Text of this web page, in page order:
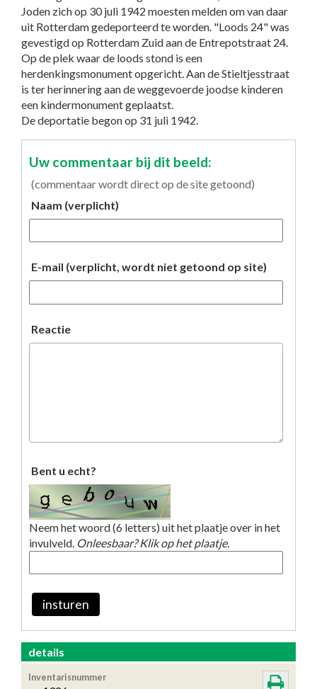
Joden zich op 30 juli 1942 moesten melden om van daar
uit Rotterdam gedeporteerd te worden. "Loods 24" was
gevestigd op Rotterdam Zuid aan de Entrepotstraat 24.
Op de plek waar de loods stond is een
herdenkingsmonument opgericht. Aan de Stieltjesstraat
is ter herinnering aan de weggevoerde joodse kinderen
een kindermonument geplaatst.
De deportatie begon op 31 juli 1942.
Uw commentaar bij dit beeld:
(commentaar wordt direct op de site getoond)
Naam (verplicht)
E-mail (verplicht, wordt niet getoond op site)
Reactie
Bent u echt?
Neem het woord (6 letters) uit het plaatje over in het
invulveld. Onleesbaar? Klik op het plaatje.
insturen
details
Inventarisnummer